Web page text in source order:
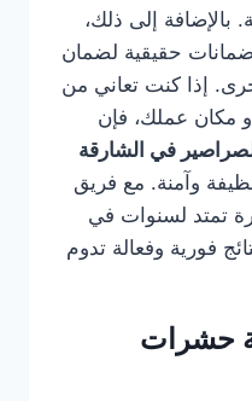
إلى ذلك،
حقيقية لضمان
إذا كنت تعاني من
مكان عملك، فإن
في الشارقة
وآمنة. مع فريق
تمتد لسنوات في
فورية وفعالة تدوم
حشرات